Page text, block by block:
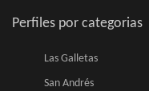
Perfiles por categorias
Las Galletas
San Andrés